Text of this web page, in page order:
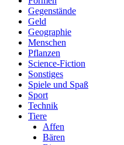
Gegenstände
Geld
Geographie
Menschen
Pflanzen
Science-Fiction
Sonstiges
Spiele und Spaß
Sport
Technik
Tiere
Affen
Bären